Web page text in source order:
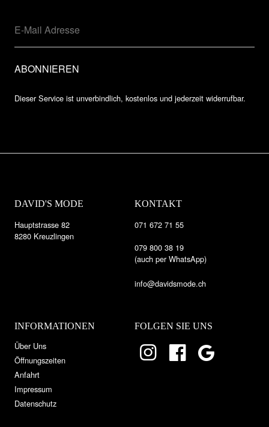
Dieser Service ist unverbindlich, kostenlos und jederzeit widerrufbar.
DAVID'S MODE
Hauptstrasse 82
8280 Kreuzlingen
KONTAKT
071 672 71 55
079 800 38 19
(auch per WhatsApp)
info@davidsmode.ch
INFORMATIONEN
Über Uns
Öffnungszeiten
Anfahrt
Impressum
Datenschutz
FOLGEN SIE UNS